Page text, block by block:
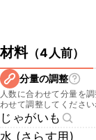
材料（4人前）
分量の調整
人数に合わせて分量を
わせて調整してください
じゃがいも
水 (さらす用)